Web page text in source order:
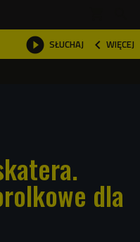
 SŁUCHAJ  WIĘCEJ

dla